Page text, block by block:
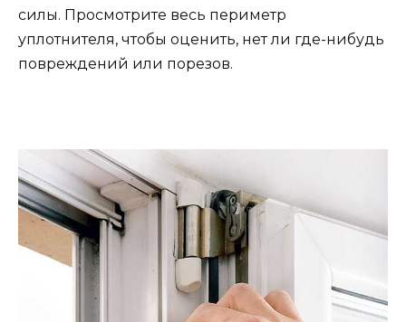
силы. Просмотрите весь периметр
уплотнителя, чтобы оценить, нет ли где-нибудь
повреждений или порезов.